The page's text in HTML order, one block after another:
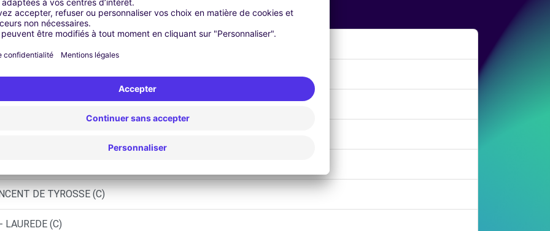
(P)
(O)
DE TYROSSE (C)
(C)